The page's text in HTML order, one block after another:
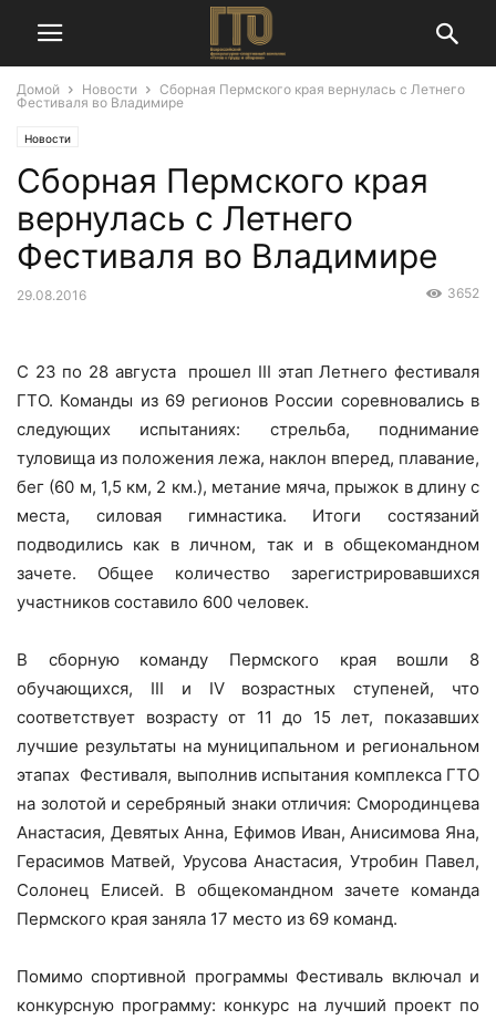
Домой Новости
Сборная Пермского края вернулась с Летнего
Фестиваля во Владимире
Новости
Сборная Пермского края
вернулась с Летнего
Фестиваля во Владимире
29.08.2016 3652
С 23 по 28 августа прошел III этап Летнего фестиваля
ГТО. Команды из 69 регионов России соревновались в
следующих испытаниях: стрельба, поднимание
туловища из положения лежа, наклон вперед, плавание,
бег (60 м, 1,5 км, 2 км.), метание мяча, прыжок в длину с
места, силовая гимнастика. Итоги состязаний
подводились как в личном, так и в общекомандном
зачете. Общее количество зарегистрировавшихся
участников составило 600 человек.
В сборную команду Пермского края вошли 8
обучающихся, III и IV возрастных ступеней, что
соответствует возрасту от 11 до 15 лет, показавших
лучшие результаты на муниципальном и региональном
этапах Фестиваля, выполнив испытания комплекса ГТО
на золотой и серебряный знаки отличия: Смородинцева
Анастасия, Девятых Анна, Ефимов Иван, Анисимова Яна,
Герасимов Матвей, Урусова Анастасия, Утробин Павел,
Солонец Елисей. В общекомандном зачете команда
Пермского края заняла 17 место из 69 команд.
Помимо спортивной программы Фестиваль включал и
конкурсную программу: конкурс на лучший проект по